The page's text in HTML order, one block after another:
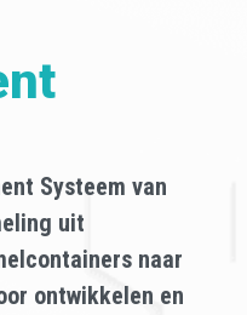
Systeem van
uit
naar
ontwikkelen en